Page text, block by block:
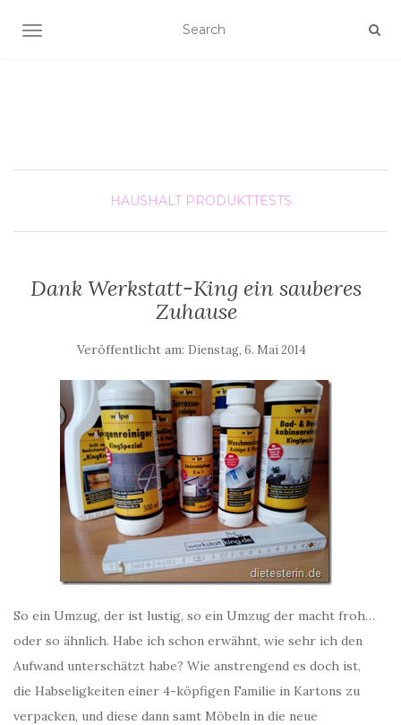
SCHALTE NAVIGATION
HAUSHALT PRODUKTTESTS
Dank Werkstatt-King ein sauberes
Zuhause
Veröffentlicht am: Dienstag, 6. Mai 2014
So ein Umzug, der ist lustig, so ein Umzug der macht froh…
oder so ähnlich. Habe ich schon erwähnt, wie sehr ich den
Aufwand unterschätzt habe? Wie anstrengend es doch ist,
die Habseligkeiten einer 4-köpfigen Familie in Kartons zu
verpacken, und diese dann samt Möbeln in die neue